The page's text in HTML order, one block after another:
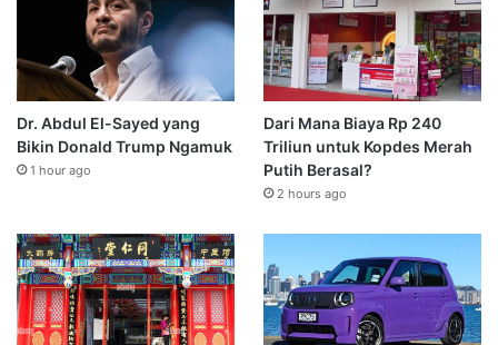
Dr. Abdul El-Sayed yang
Bikin Donald Trump Ngamuk
1 hour ago
Dari Mana Biaya Rp 240
Triliun untuk Kopdes Merah
Putih Berasal?
2 hours ago